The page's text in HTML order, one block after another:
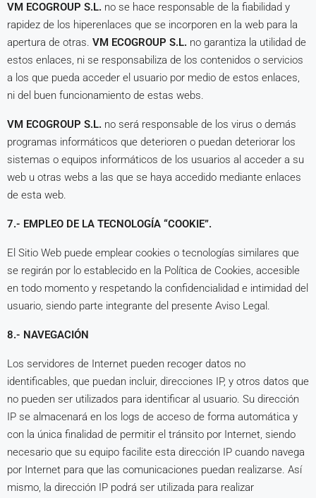
VM ECOGROUP S.L. no se hace responsable de la fiabilidad y
rapidez de los hiperenlaces que se incorporen en la web para la
apertura de otras. VM ECOGROUP S.L. no garantiza la utilidad de
estos enlaces, ni se responsabiliza de los contenidos o servicios
a los que pueda acceder el usuario por medio de estos enlaces,
ni del buen funcionamiento de estas webs.
VM ECOGROUP S.L. no será responsable de los virus o demás
programas informáticos que deterioren o puedan deteriorar los
sistemas o equipos informáticos de los usuarios al acceder a su
web u otras webs a las que se haya accedido mediante enlaces
de esta web.
7.- EMPLEO DE LA TECNOLOGÍA “COOKIE”.
El Sitio Web puede emplear cookies o tecnologías similares que
se regirán por lo establecido en la Política de Cookies, accesible
en todo momento y respetando la confidencialidad e intimidad del
usuario, siendo parte integrante del presente Aviso Legal.
8.- NAVEGACIÓN
Los servidores de Internet pueden recoger datos no
identificables, que puedan incluir, direcciones IP, y otros datos que
no pueden ser utilizados para identificar al usuario. Su dirección
IP se almacenará en los logs de acceso de forma automática y
con la única finalidad de permitir el tránsito por Internet, siendo
necesario que su equipo facilite esta dirección IP cuando navega
por Internet para que las comunicaciones puedan realizarse. Así
mismo, la dirección IP podrá ser utilizada para realizar